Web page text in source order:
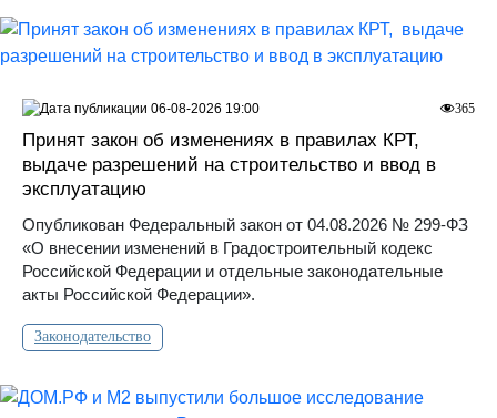
Принят закон об изменениях в правилах КРТ,
выдаче разрешений на строительство и ввод в
эксплуатацию
Опубликован Федеральный закон от 04.08.2026 № 299-ФЗ
«О внесении изменений в Градостроительный кодекс
Российской Федерации и отдельные законодательные
акты Российской Федерации».
Законодательство
365
06-08-2026 19:00